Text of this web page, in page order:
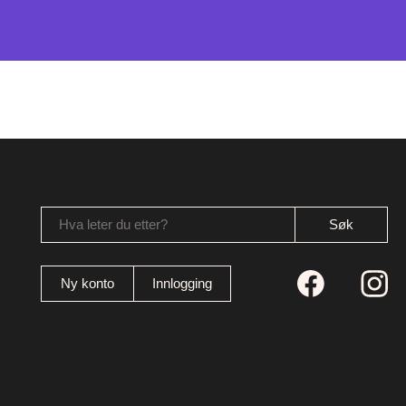
Hva leter du etter?
Ny konto Innlogging